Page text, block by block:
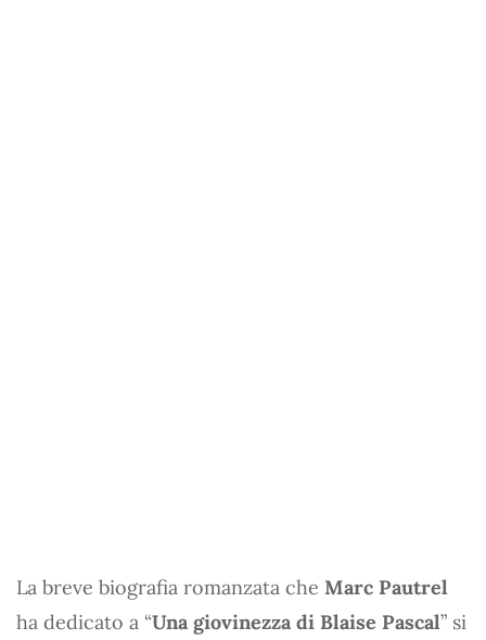
La breve biografia romanzata che Marc Pautrel
ha dedicato a “Una giovinezza di Blaise Pascal” si